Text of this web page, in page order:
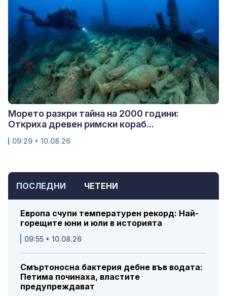
ПОСЛЕДНИ ЧЕТЕНИ
Европа счупи температурен рекорд: Най-
горещите юни и юли в историята
09:55 • 10.08.26
Смъртоносна бактерия дебне във водата:
Петима починаха, властите
предупреждават
Морето разкри тайна на 2000 години:
Откриха древен римски кораб...
09:29 • 10.08.26